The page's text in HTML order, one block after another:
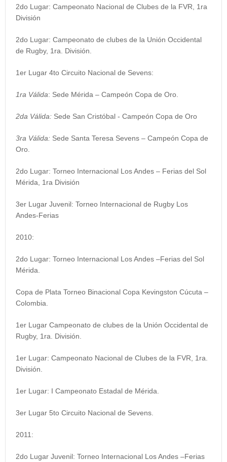
2do Lugar: Campeonato Nacional de Clubes de la FVR, 1ra
División
2do Lugar: Campeonato de clubes de la Unión Occidental
de Rugby, 1ra. División.
1er Lugar 4to Circuito Nacional de Sevens:
1ra Válida: Sede Mérida – Campeón Copa de Oro.
2da Válida: Sede San Cristóbal - Campeón Copa de Oro
3ra Válida: Sede Santa Teresa Sevens – Campeón Copa de
Oro.
2do Lugar: Torneo Internacional Los Andes – Ferias del Sol
Mérida, 1ra División
3er Lugar Juvenil: Torneo Internacional de Rugby Los
Andes-Ferias
2010:
2do Lugar: Torneo Internacional Los Andes –Ferias del Sol
Mérida.
Copa de Plata Torneo Binacional Copa Kevingston Cúcuta –
Colombia.
1er Lugar Campeonato de clubes de la Unión Occidental de
Rugby, 1ra. División.
1er Lugar: Campeonato Nacional de Clubes de la FVR, 1ra.
División.
1er Lugar: I Campeonato Estadal de Mérida.
3er Lugar 5to Circuito Nacional de Sevens.
2011:
2do Lugar Juvenil: Torneo Internacional Los Andes –Ferias